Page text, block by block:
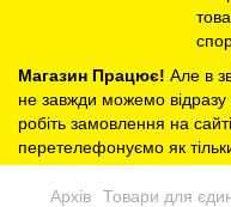
Магазин Працює! Але в
не завжди можемо відразу
робіть замовлення на
перетелефонуємо як
Архів Товари для